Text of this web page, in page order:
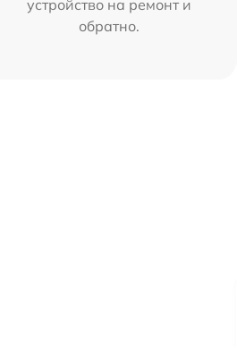
устройство на ремонт и
обратно.